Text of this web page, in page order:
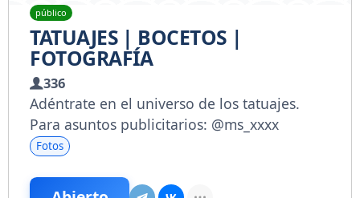
público
TATUAJES | BOCETOS |
FOTOGRAFÍA
336
Adéntrate en el universo de los tatuajes.
Para asuntos publicitarios: @ms_xxxx
Fotos